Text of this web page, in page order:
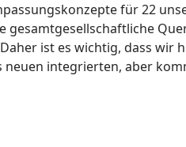
für 22
gesamtgesellschaftliche
ist es wichtig, dass wir
integrierten, aber